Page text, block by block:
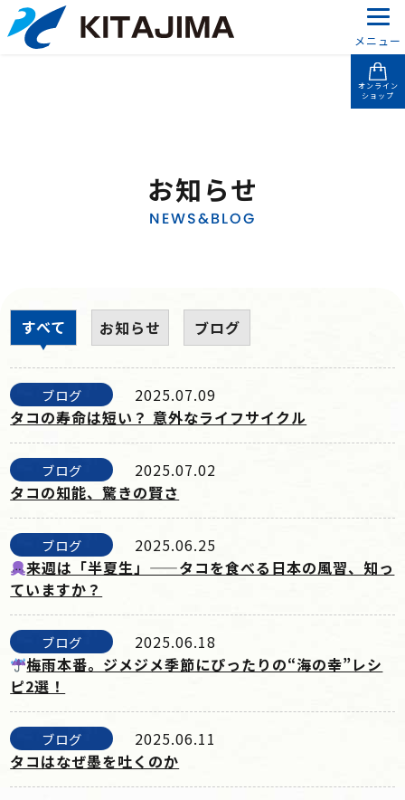
メニュー
オンライン
ショップ
お知らせ
NEWS&BLOG
すべて お知らせ ブログ
ブログ
2025.07.09
タコの寿命は短い？ 意外なライフサイクル
ブログ
2025.07.02
タコの知能、驚きの賢さ
ブログ
2025.06.25
来週は「半夏生」——タコを食べる日本の風習、知っ
ていますか？
ブログ
2025.06.18
梅雨本番。ジメジメ季節にぴったりの“海の幸”レシ
ピ2選！
ブログ
2025.06.11
タコはなぜ墨を吐くのか